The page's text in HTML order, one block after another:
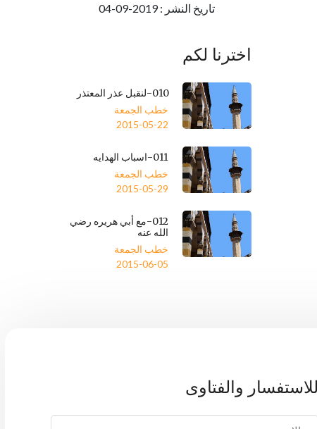
تاريخ النشر : 2019-09-04
اخترنا لكم
010-لنقبل عذر المعتذر
خطب الجمعة
2015-05-22
011-اسباب الهدايه
خطب الجمعة
2015-05-29
012-مع أبي هريره رضي
الله عنه
خطب الجمعة
2015-06-05
للاستفسار والفتاوى